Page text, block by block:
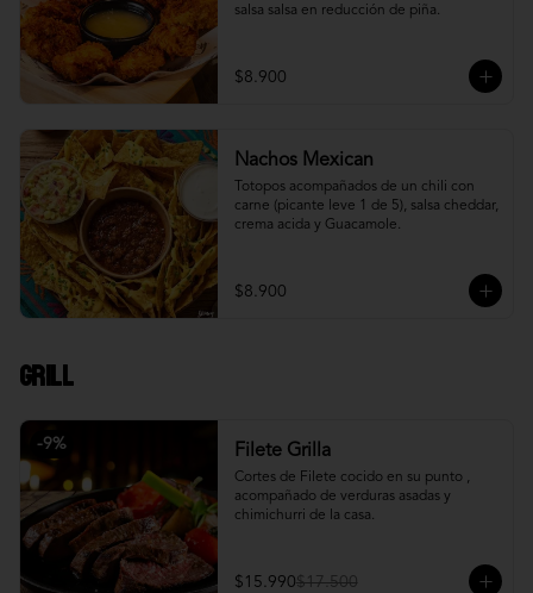
salsa salsa en reducción de piña.
$8.900
Nachos Mexican
Totopos acompañados de un chili con
carne (picante leve 1 de 5), salsa cheddar,
crema acida y Guacamole.
$8.900
Grill
-9% Filete Grilla
Cortes de Filete cocido en su punto ,
acompañado de verduras asadas y
chimichurri de la casa.
$15.990$17.500